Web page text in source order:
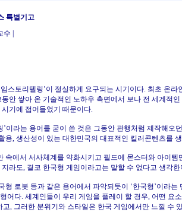
특별기고
|
스토리텔링’이 절실하게 요구되는 시기이다. 최초 온라
안 쌓아 온 기술적인 노하우 측면에서 보나 전 세계적
기에 접어들었기 때문이다.
’이라는 용어를 굳이 쓴 것은 그동안 관행처럼 제작해오
용, 생산성이 있는 대한민국의 대표적인 킬러콘텐츠를
속에서 서사체계를 약화시키고 필드에 몬스터와 아이
라도, 결코 한국형 게임이라고는 말할 수 없다고 생각한
형 로봇 등과 같은 용어에서 파악되듯이 ‘한국형’이라
어다. 세계인들이 우리 게임을 플레이 할 경우, 어떤 요
, 그러한 분위기와 스타일은 한국 게임에서만 느낄 수